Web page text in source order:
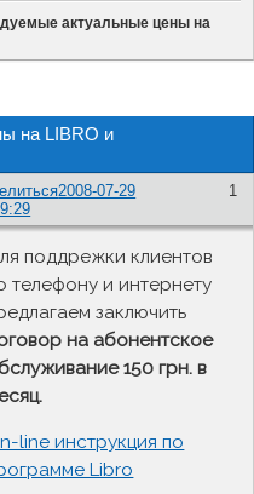
актуальные цены на
на LIBRO и
1
2008-07-29
поддрежки клиентов
телефону и интернету
заключить
на абонентское
150 грн. в
line инструкция по
Libro